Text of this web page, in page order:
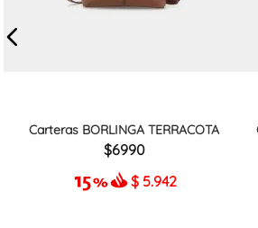
Carteras BORLINGA TERRACOTA
6990
$ 5.942